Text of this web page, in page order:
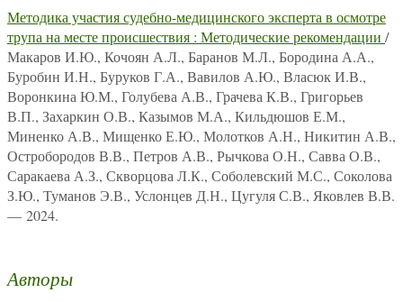
Методика участия судебно-медицинского эксперта в осмотре
трупа на месте происшествия : Методические рекомендации /
Макаров И.Ю., Кочоян А.Л., Баранов М.Л., Бородина А.А.,
Буробин И.Н., Буруков Г.А., Вавилов А.Ю., Власюк И.В.,
Воронкина Ю.М., Голубева А.В., Грачева К.В., Григорьев
В.П., Захаркин О.В., Казымов М.А., Кильдюшов Е.М.,
Миненко А.В., Мищенко Е.Ю., Молотков А.Н., Никитин А.В.,
Остробородов В.В., Петров А.В., Рычкова О.Н., Савва О.В.,
Саракаева А.З., Скворцова Л.К., Соболевский М.С., Соколова
З.Ю., Туманов Э.В., Услонцев Д.Н., Цугуля С.В., Яковлев В.В.
— 2024.
Авторы